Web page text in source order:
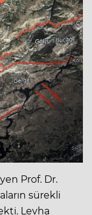
Prof. Dr.
sürekli
Levha